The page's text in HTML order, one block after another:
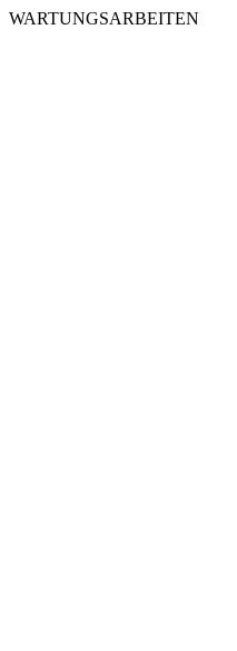
WARTUNGSARBEITEN